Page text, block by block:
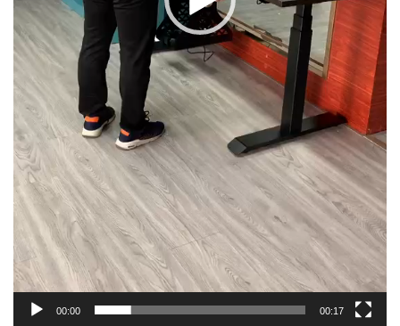
00:00 00:17